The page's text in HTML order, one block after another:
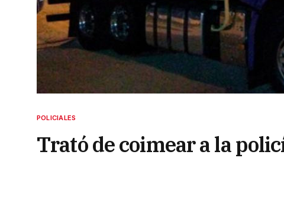
POLICIALES
Trató de coimear a la